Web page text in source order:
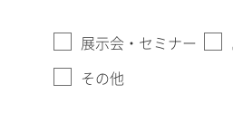
展示会・セミナー
その他